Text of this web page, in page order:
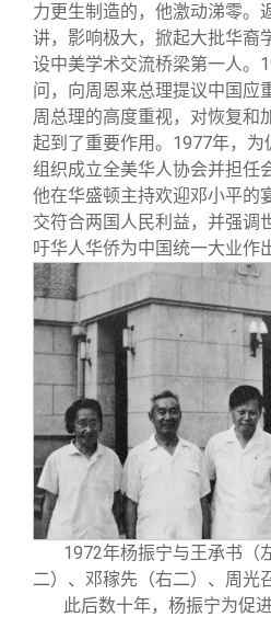
力更生制造的，他激动涕零。
讲，影响极大，掀起大批华裔
设中美学术交流桥梁第一人。
问，向周恩来总理提议中国应
周总理的高度重视，对恢复和
起到了重要作用。1977年，
组织成立全美华人协会并担任
他在华盛顿主持欢迎邓小平的
交符合两国人民利益，并强调
吁华人华侨为中国统一大业作
1972年杨振宁与王承书（
二）、邓稼先（右二）、周光
此后数十年，杨振宁为促